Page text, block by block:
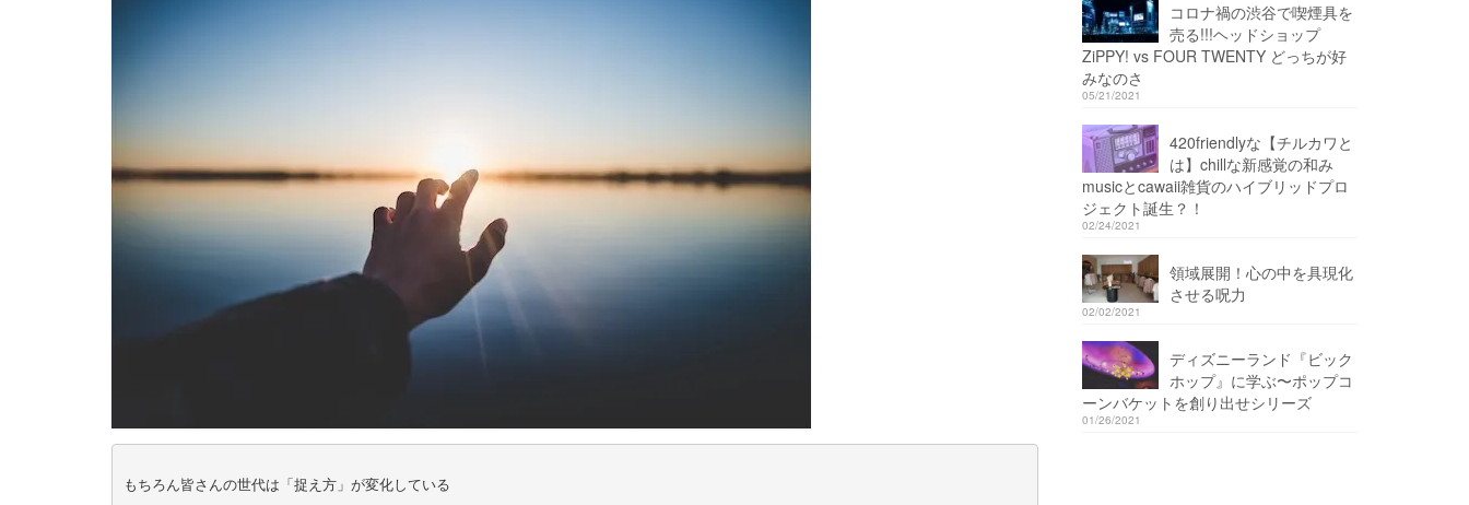
もちろん皆さんの世代は「捉え方」が変化している
コロナ禍の渋谷で喫煙具を
売る!!!ヘッドショップ
ZiPPY! vs FOUR TWENTY どっちが好
みなのさ
05/21/2021
420friendlyな【チルカワと
は】chillな新感覚の和み
musicとcawaii雑貨のハイブリッドプロ
ジェクト誕生？！
02/24/2021
領域展開！心の中を具現化
させる呪力
02/02/2021
ディズニーランド『ビック
ホップ』に学ぶ〜ポップコ
ーンバケットを創り出せシリーズ
01/26/2021